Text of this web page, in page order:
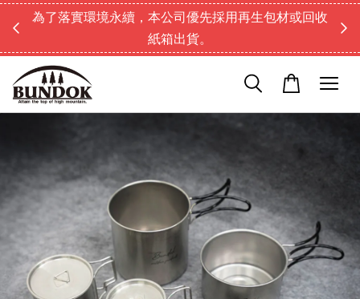
為了落實環境永續，本公司優先採用再生包材或回收
紙箱出貨。